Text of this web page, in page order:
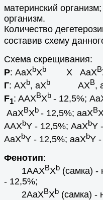
материнский организм;
организм.
Количество
составив схему
Схема скрещивания:
Р: АаХbXb Х АаХВ
Г: АХb, aXb AXB,
F1: AAXBXb - 12,5%;
AaXBXb - 12,5%; aaXB
AAXbY - 12,5%; AaXbY
AaXbY - 12,5%; aaXbY
Фенотип:
1AAXBXb (самка) -
- 12,5%;
2AaXВXb (самка) -